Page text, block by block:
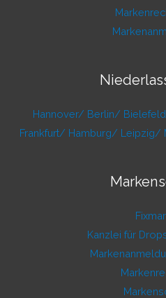
Hannover/ Berlin/
Frankfurt/ Hamburg/ Leipzig/
Kanzlei für